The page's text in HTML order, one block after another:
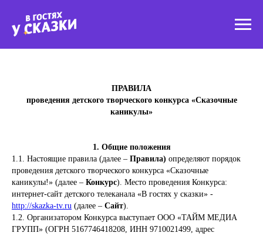
ПРАВИЛА
проведения детского творческого конкурса «Сказочные
каникулы»
1. Общие положения
1.1. Настоящие правила (далее – Правила) определяют порядок
проведения детского творческого конкурса «Сказочные
каникулы!» (далее – Конкурс). Место проведения Конкурса:
интернет-сайт детского телеканала «В гостях у сказки» -
http://skazka-tv.ru (далее – Сайт).
1.2. Организатором Конкурса выступает ООО «ТАЙМ МЕДИА
ГРУПП» (ОГРН 5167746418208, ИНН 9710021499, адрес